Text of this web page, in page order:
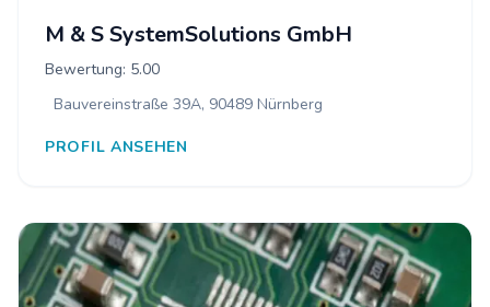
M & S SystemSolutions GmbH
Bewertung: 5.00
Bauvereinstraße 39A, 90489 Nürnberg
PROFIL ANSEHEN